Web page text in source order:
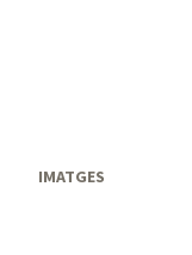
IMATGES